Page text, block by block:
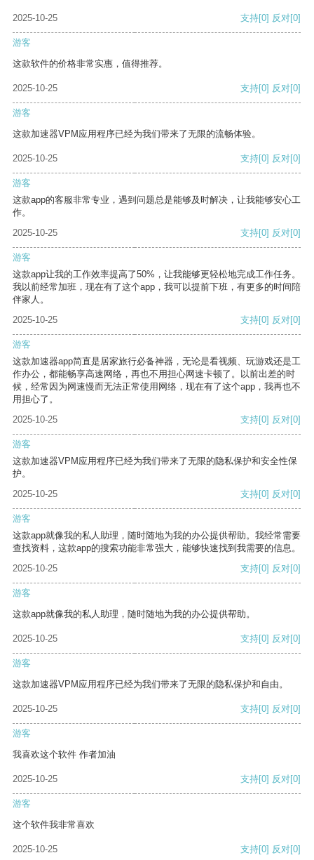
2025-10-25 支持[0] 反对[0]
游客
这款软件的价格非常实惠，值得推荐。
2025-10-25 支持[0] 反对[0]
游客
这款加速器VPM应用程序已经为我们带来了无限的流畅体验。
2025-10-25 支持[0] 反对[0]
游客
这款app的客服非常专业，遇到问题总是能够及时解决，让我能够安心工
作。
2025-10-25
支持[0] 反对[0]
游客
这款app让我的工作效率提高了50%，让我能够更轻松地完成工作任务。
我以前经常加班，现在有了这个app，我可以提前下班，有更多的时间陪
伴家人。
2025-10-25
支持[0] 反对[0]
游客
这款加速器app简直是居家旅行必备神器，无论是看视频、玩游戏还是工
作办公，都能畅享高速网络，再也不用担心网速卡顿了。以前出差的时
候，经常因为网速慢而无法正常使用网络，现在有了这个app，我再也不
用担心了。
2025-10-25
支持[0] 反对[0]
游客
这款加速器VPM应用程序已经为我们带来了无限的隐私保护和安全性保
护。
2025-10-25
支持[0] 反对[0]
游客
这款app就像我的私人助理，随时随地为我的办公提供帮助。我经常需要
查找资料，这款app的搜索功能非常强大，能够快速找到我需要的信息。
2025-10-25
支持[0] 反对[0]
游客
这款app就像我的私人助理，随时随地为我的办公提供帮助。
2025-10-25 支持[0] 反对[0]
游客
这款加速器VPM应用程序已经为我们带来了无限的隐私保护和自由。
2025-10-25 支持[0] 反对[0]
游客
我喜欢这个软件 作者加油
2025-10-25 支持[0] 反对[0]
游客
这个软件我非常喜欢
2025-10-25 支持[0] 反对[0]